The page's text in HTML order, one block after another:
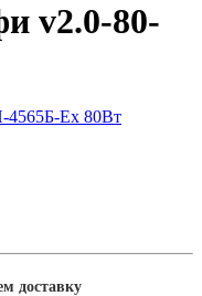
v2.0-80-
доставку